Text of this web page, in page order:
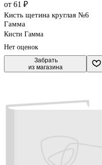
от 61 ₽
Кисть щетина круглая №6
Гамма
Кисти Гамма
Нет оценок
Забрать
из магазина